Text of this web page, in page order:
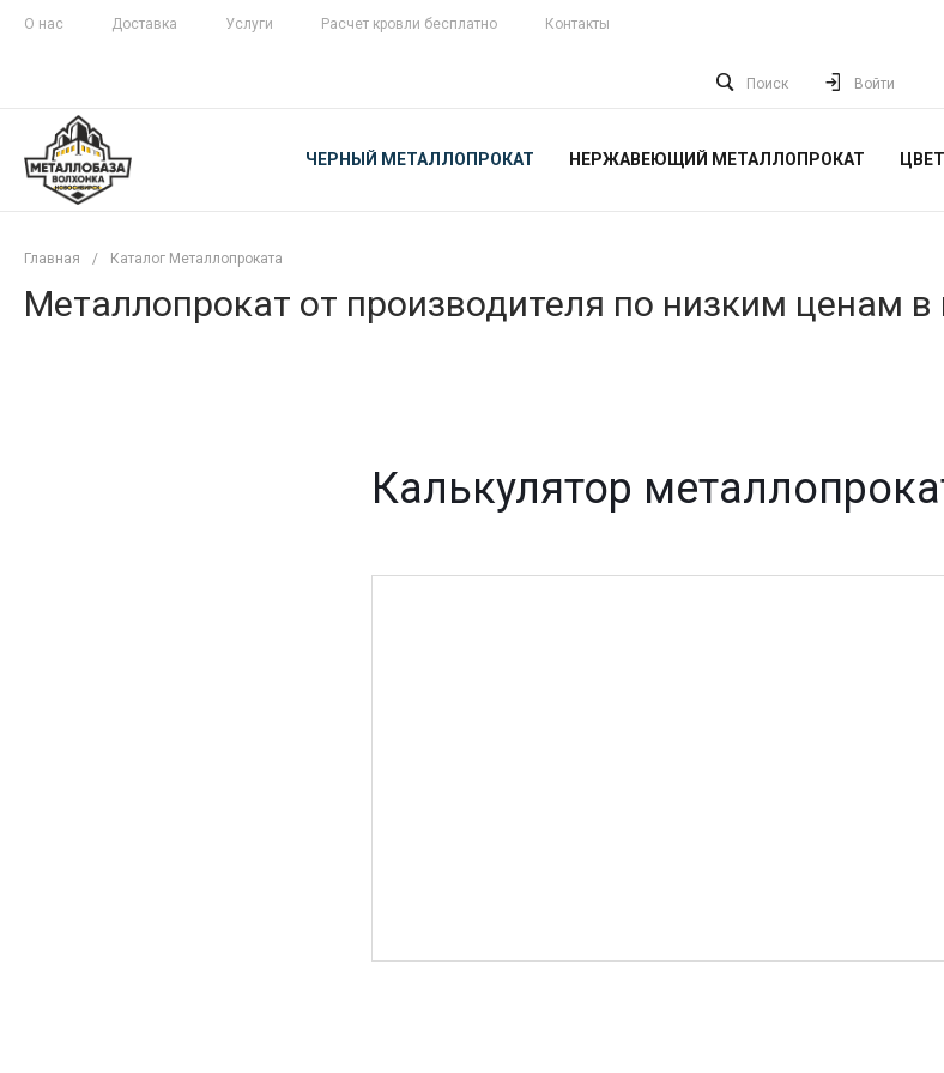
О нас Доставка Услуги Расчет кровли бесплатно Контакты
Поиск Войти
ЧЕРНЫЙ МЕТАЛЛОПРОКАТ НЕРЖАВЕЮЩИЙ МЕТАЛЛОПРОКАТ
Главная / Каталог Металлопроката
Металлопрокат от производителя по низким ценам
Калькулятор